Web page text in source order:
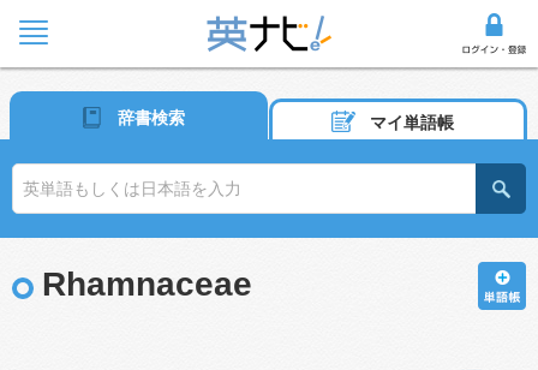
辞書検索 マイ単語帳
Rhamnaceae